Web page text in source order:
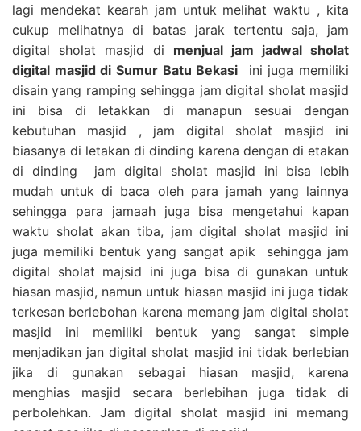
lagi mendekat kearah jam untuk melihat waktu , kita
cukup melihatnya di batas jarak tertentu saja, jam
digital sholat masjid di menjual jam jadwal sholat
digital masjid di Sumur Batu Bekasi ini juga memiliki
disain yang ramping sehingga jam digital sholat masjid
ini bisa di letakkan di manapun sesuai dengan
kebutuhan masjid , jam digital sholat masjid ini
biasanya di letakan di dinding karena dengan di etakan
di dinding jam digital sholat masjid ini bisa lebih
mudah untuk di baca oleh para jamah yang lainnya
sehingga para jamaah juga bisa mengetahui kapan
waktu sholat akan tiba, jam digital sholat masjid ini
juga memiliki bentuk yang sangat apik sehingga jam
digital sholat majsid ini juga bisa di gunakan untuk
hiasan masjid, namun untuk hiasan masjid ini juga tidak
terkesan berlebohan karena memang jam digital sholat
masjid ini memiliki bentuk yang sangat simple
menjadikan jan digital sholat masjid ini tidak berlebian
jika di gunakan sebagai hiasan masjid, karena
menghias masjid secara berlebihan juga tidak di
perbolehkan. Jam digital sholat masjid ini memang